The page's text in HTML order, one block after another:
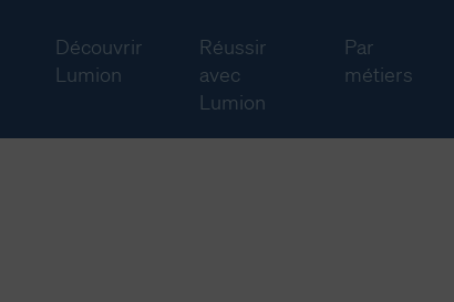
Découvrir
Lumion
Réussir
avec
Lumion
Par
métiers